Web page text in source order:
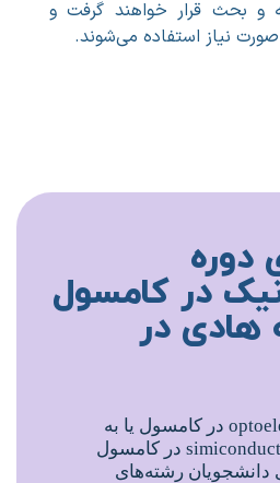
و بحث قرار خواهند گرفت و
نیاز استفاده می‌شوند.
دوره
در کامسول
هادی در
دوره optoelectronic در کامسول یا به
عبارتی دوره simiconductor در کامسول
دانشجویان رشته‌های